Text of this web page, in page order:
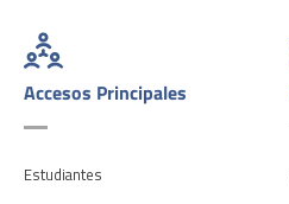
Accesos Principales
Estudiantes